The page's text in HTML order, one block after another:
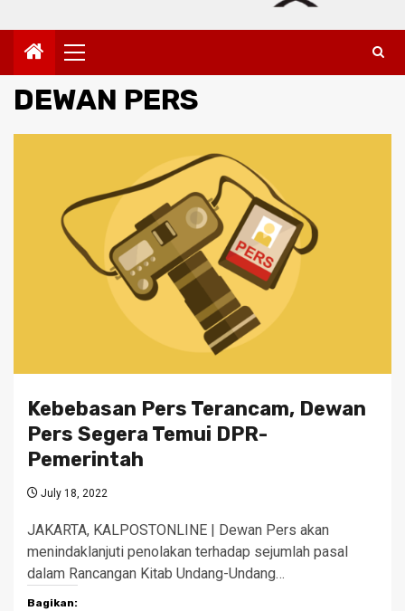
Primary
Menu
DEWAN PERS
Kebebasan Pers Terancam, Dewan
Pers Segera Temui DPR-
Pemerintah
July 18, 2022
JAKARTA, KALPOSTONLINE | Dewan Pers akan
menindaklanjuti penolakan terhadap sejumlah pasal
dalam Rancangan Kitab Undang-Undang…
Bagikan: